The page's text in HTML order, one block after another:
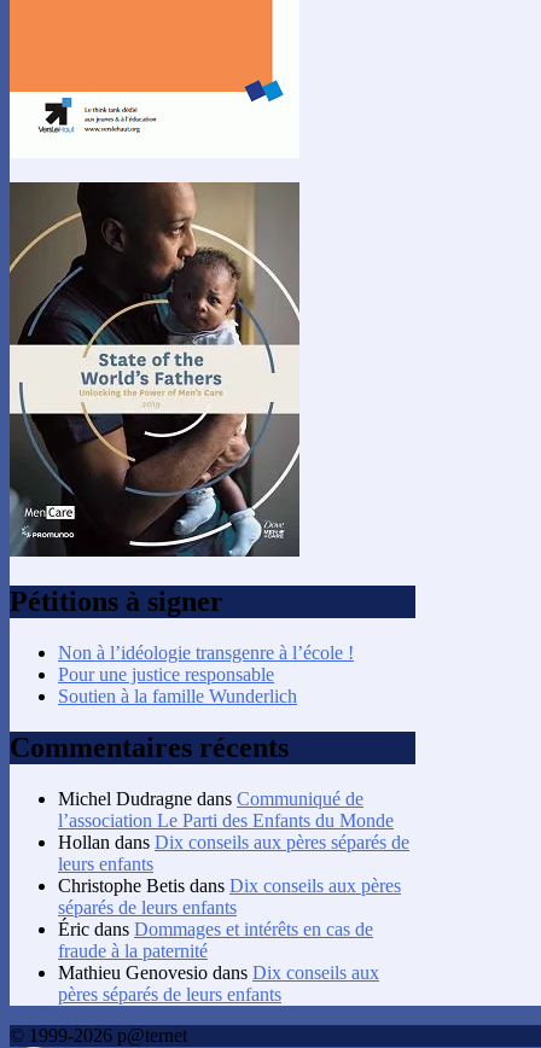
Pétitions à signer
Non à l’idéologie transgenre à l’école !
Pour une justice responsable
Soutien à la famille Wunderlich
Commentaires récents
Michel Dudragne dans Communiqué de
l’association Le Parti des Enfants du Monde
Hollan dans Dix conseils aux pères séparés de
leurs enfants
Christophe Betis dans Dix conseils aux pères
séparés de leurs enfants
Éric dans Dommages et intérêts en cas de
fraude à la paternité
Mathieu Genovesio dans Dix conseils aux
pères séparés de leurs enfants
© 1999-2026 p@ternet